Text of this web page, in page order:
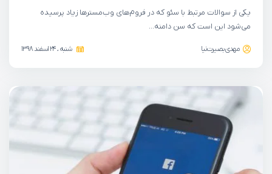
یکی از سوالات مرتبط با سئو که در فروم‌های وب‌مسترها زیاد پرسیده
می‌شود این است که سن دامنه…
مهدی بصیرت‌نیا شنبه ، 24 اسفند 1398